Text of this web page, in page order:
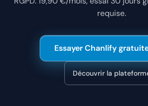
requise.
Essayer Chanlify
Découvrir la